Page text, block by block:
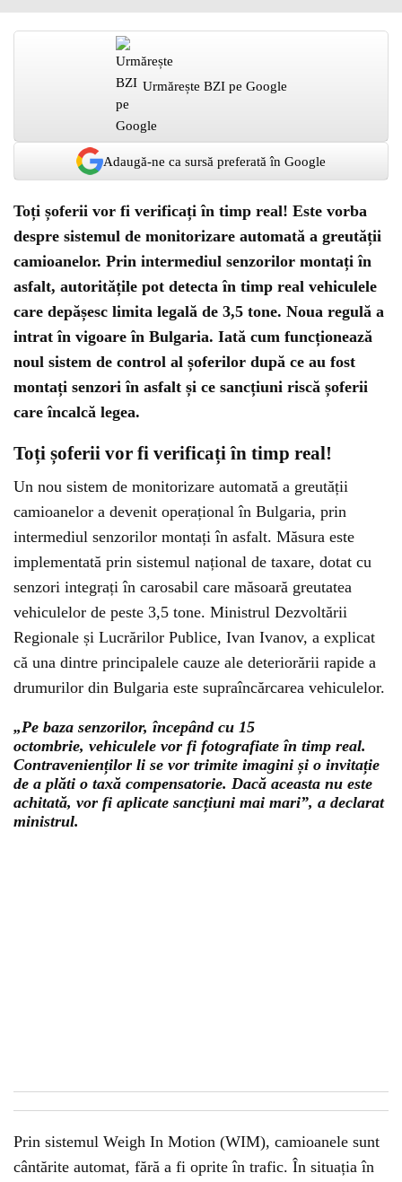
Urmărește BZI pe Google
Adaugă-ne ca sursă preferată în Google
Toți șoferii vor fi verificați în timp real! Este vorba
despre sistemul de monitorizare automată a greutății
camioanelor. Prin intermediul senzorilor montați în
asfalt, autoritățile pot detecta în timp real vehiculele
care depășesc limita legală de 3,5 tone. Noua regulă a
intrat în vigoare în Bulgaria. Iată cum funcționează
noul sistem de control al șoferilor după ce au fost
montați senzori în asfalt și ce sancțiuni riscă șoferii
care încalcă legea.
Toți șoferii vor fi verificați în timp real!
Un nou sistem de monitorizare automată a greutății
camioanelor a devenit operațional în Bulgaria, prin
intermediul senzorilor montați în asfalt. Măsura este
implementată prin sistemul național de taxare, dotat cu
senzori integrați în carosabil care măsoară greutatea
vehiculelor de peste 3,5 tone. Ministrul Dezvoltării
Regionale și Lucrărilor Publice, Ivan Ivanov, a explicat
că una dintre principalele cauze ale deteriorării rapide a
drumurilor din Bulgaria este supraîncărcarea vehiculelor.
„Pe baza senzorilor, începând cu 15
octombrie, vehiculele vor fi fotografiate în timp real.
Contravenienților li se vor trimite imagini și o invitație
de a plăti o taxă compensatorie. Dacă aceasta nu este
achitată, vor fi aplicate sancțiuni mai mari”, a declarat
ministrul.
Prin sistemul Weigh In Motion (WIM), camioanele sunt
cântărite automat, fără a fi oprite în trafic. În situația în